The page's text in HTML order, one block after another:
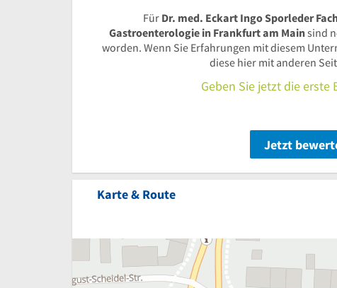
Für Dr. med. Eckart Ingo Sporleder
Gastroenterologie in Frankfurt am Mainsind
worden. Wenn Sie Erfahrungen mit diesem
diese hier mit anderen
Geben Sie jetzt die erste
Jetzt
Karte & Route